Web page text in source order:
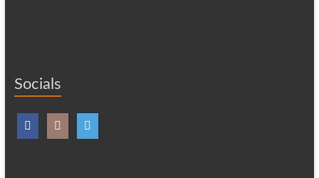
Socials